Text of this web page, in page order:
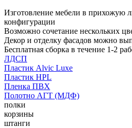
Изготовление мебели в прихожую
конфигурации
Возможно сочетание нескольких
Декор и отделку фасадов можно
Бесплатная сборка в течение 1-2
ЛДСП
Пластик Alvic Luxe
Пластик HPL
Пленка ПВХ
Полотно АГТ (МДФ)
полки
корзины
штанги